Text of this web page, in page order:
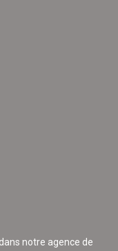
notre agence de